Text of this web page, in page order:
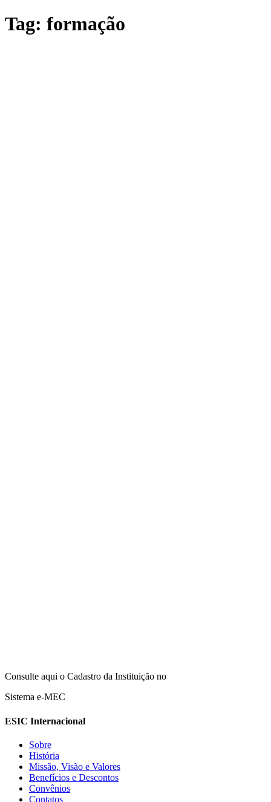
Tag: formação
Consulte aqui o Cadastro da Instituição no
Sistema e-MEC
ESIC Internacional
Sobre
História
Missão, Visão e Valores
Benefícios e Descontos
Convênios
Contatos